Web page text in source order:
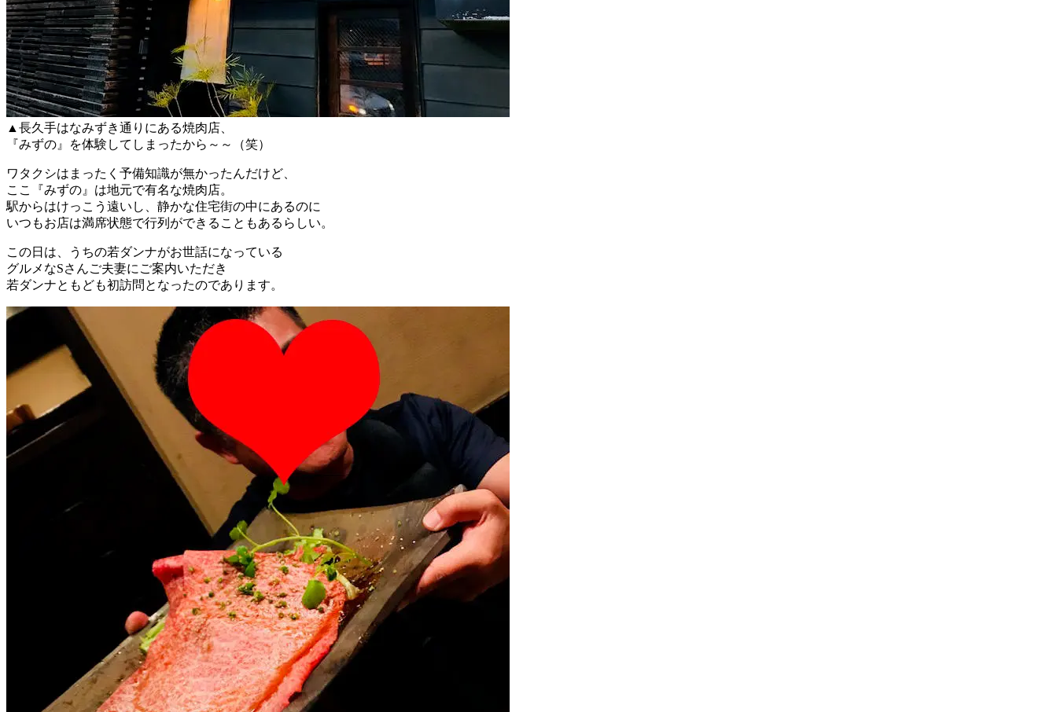
▲長久手はなみずき通りにある焼肉店、
『みずの』を体験してしまったから～～（笑）
ワタクシはまったく予備知識が無かったんだけど、
ここ『みずの』は地元で有名な焼肉店。
駅からはけっこう遠いし、静かな住宅街の中にあるのに
いつもお店は満席状態で行列ができることもあるらしい。
この日は、うちの若ダンナがお世話になっている
グルメなSさんご夫妻にご案内いただき
若ダンナともども初訪問となったのであります。